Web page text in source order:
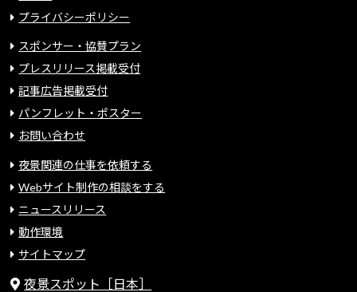
プライバシーポリシー
スポンサー・協賛プラン
プレスリリース掲載受付
記事広告掲載受付
パンフレット・ポスター
お問い合わせ
夜景関連の仕事を依頼する
Webサイト制作の相談をする
ニュースリリース
動作環境
サイトマップ
夜景スポット［日本］